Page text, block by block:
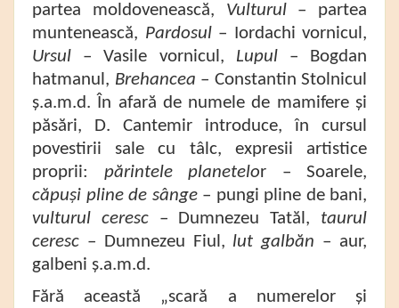
partea moldovenească, Vulturul– partea
muntenească, Pardosul– Iordachi vornicul,
Ursul – Vasile vornicul, Lupul– Bogdan
hatmanul, Brehancea – Constantin Stolnicul
ș.a.m.d. În afară de numele de mamifere și
păsări, D. Cantemir introduce, în cursul
povestirii sale cu tâlc, expresii artistice
proprii: părintele planetelor – Soarele,
căpuși pline de sânge– pungi pline de bani,
vulturul ceresc– Dumnezeu Tatăl, taurul
ceresc – Dumnezeu Fiul, lut galbăn – aur,
galbeni ș.a.m.d.
Fără această „scară a numerelor și